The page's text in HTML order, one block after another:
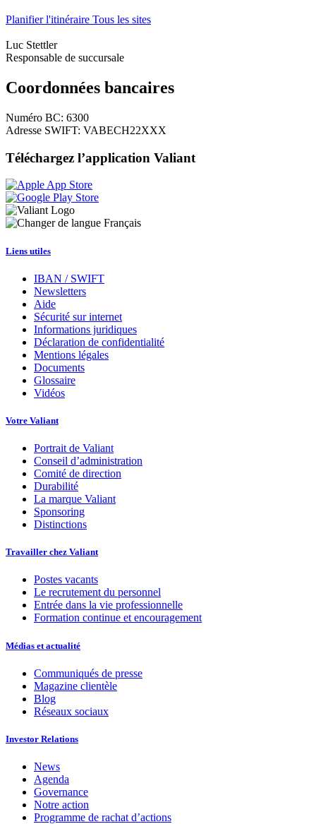
Planifier l'itinéraire Tous les sites
Luc Stettler
Responsable de succursale
Coordonnées bancaires
Numéro BC: 6300
Adresse SWIFT: VABECH22XXX
Téléchargez l’application Valiant
Français
Liens utiles
IBAN / SWIFT
Newsletters
Aide
Sécurité sur internet
Informations juridiques
Déclaration de confidentialité
Mentions légales
Documents
Glossaire
Vidéos
Votre Valiant
Portrait de Valiant
Conseil d’administration
Comité de direction
Durabilité
La marque Valiant
Sponsoring
Distinctions
Travailler chez Valiant
Postes vacants
Le recrutement du personnel
Entrée dans la vie professionnelle
Formation continue et encouragement
Médias et actualité
Communiqués de presse
Magazine clientèle
Blog
Réseaux sociaux
Investor Relations
News
Agenda
Governance
Notre action
Programme de rachat d’actions